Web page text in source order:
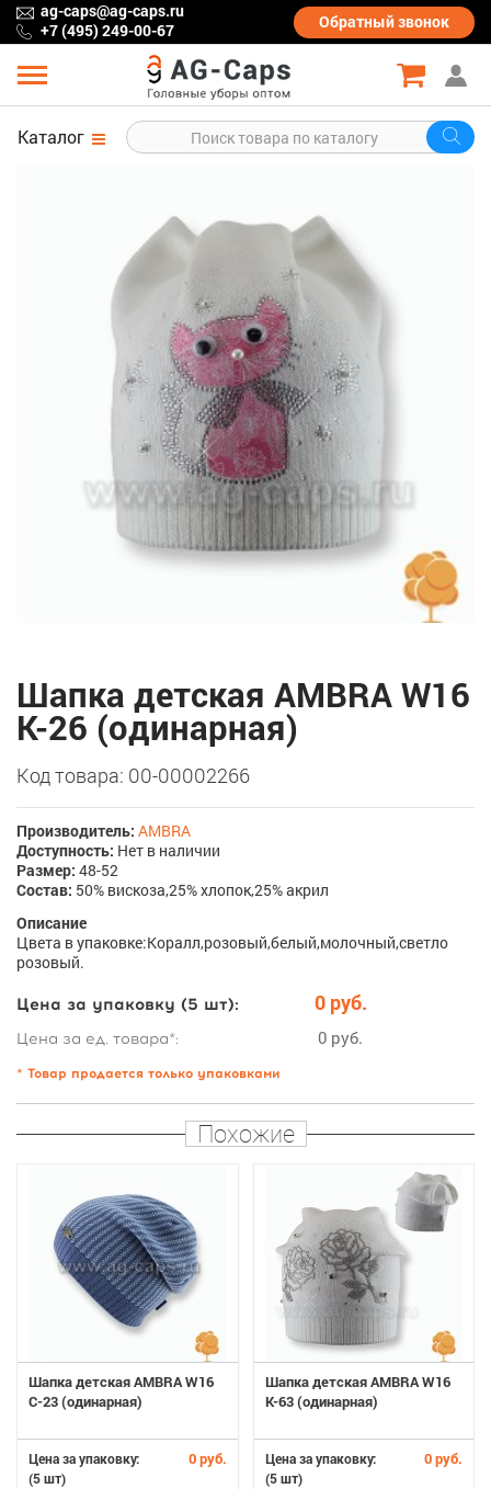
ag-caps@ag-caps.ru
+7 (495) 249-00-67
Обратныйзвонок
Каталог
Шапка детская AMBRA W16
K-26 (одинарная)
Код товара: 00-00002266
Производитель: AMBRA
Доступность: Нет в наличии
Размер: 48-52
Состав: 50% вискоза,25% хлопок,25% акрил
Описание
Цвета в упаковке:Коралл,розовый,белый,молочный,светло
розовый.
Цена за упаковку (5 шт): 0 руб.
Цена за ед. товара*: 0 руб.
* Товар продается только упаковками
Похожие
Шапка детская AMBRA W16
C-23 (одинарная)
Цена за упаковку: 0 руб.
(5 шт)
Шапка детская AMBRA W16
K-63 (одинарная)
Цена за упаковку: 0 руб.
(5 шт)